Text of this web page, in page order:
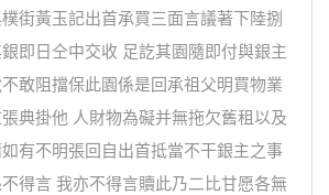
街黃玉記出首承買三面言議著下陸捌
即日仝中交收 足訖其園隨即付與銀主
敢阻擋保此園係是回承祖父明買物業
典掛他 人財物為礙并無拖欠舊租以及
有不明張回自出首抵當不干銀主之事
得言 我亦不得言贖此乃二比甘愿各無